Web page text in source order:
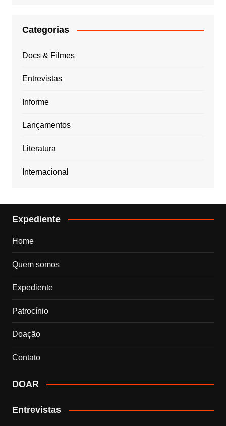
Categorias
Docs & Filmes
Entrevistas
Informe
Lançamentos
Literatura
Internacional
Expediente
Home
Quem somos
Expediente
Patrocínio
Doação
Contato
DOAR
Entrevistas